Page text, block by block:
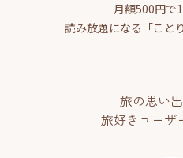
月額500円で
読み放題になる「こと
旅の思い出
旅好きユーザ